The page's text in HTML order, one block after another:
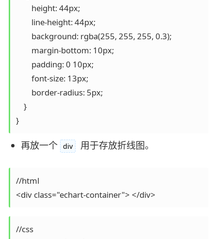
        height: 44px;
        line-height: 44px;
        background: rgba(255, 255, 255, 0.3);
        margin-bottom: 10px;
        padding: 0 10px;
        font-size: 13px;
        border-radius: 5px;
    }
}
再放一个 div 用于存放折线图。
//html
<div class="echart-container"> </div>
//css